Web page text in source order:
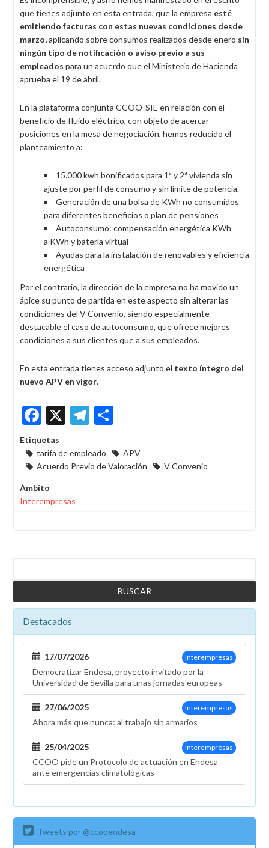
que tienes adjunto en esta entrada, que la empresa esté
emitiendo facturas con estas nuevas condiciones desde
marzo,aplicando sobre consumos realizados desde enero sin
ningún tipo de notificación o aviso previo a sus
empleados para un acuerdo que el Ministerio de Hacienda
aprueba el 19 de abril.
En la plataforma conjunta CCOO-SIE en relación con el
beneficio de fluido eléctrico, con objeto de acercar
posiciones en la mesa de negociación, hemos reducido el
planteamiento a:
15.000 kwh bonificados para 1ª y 2ª vivienda sin
ajuste por perfil de consumo y sin límite de potencia.
Generación de una bolsa de KWh no consumidos
para diferentes beneficios o plan de pensiones
Autoconsumo: compensación energética KWh
a KWh y batería virtual
Ayudas para la instalación de renovables y eficiencia
energética
Por el contrario, la dirección de la empresa no ha movido un
ápice su punto de partida en este aspecto sin alterar las
condiciones del V Convenio, siendo especialmente
destacable el caso de autoconsumo, que ofrece mejores
condiciones a sus clientes que a sus empleados.
En esta entrada tienes acceso adjunto el texto íntegro del
nuevo APV en vigor.
Facebook
X Telegram
Etiquetas
tarifa de empleado
APV
Acuerdo Previo de Valoración
V Convenio
Ámbito
Interempresas
Destacados
Interempresas
17/07/2026
Democratizar Endesa, proyecto invitado por la
Universidad de Sevilla para unas jornadas europeas
Interempresas
27/06/2025
Ahora más que nunca: al trabajo sin armarios
Interempresas
25/04/2025
CCOO pide un Protocolo de actuación en Endesa
ante emergencias climatológicas
Tweets por @ccooendesa